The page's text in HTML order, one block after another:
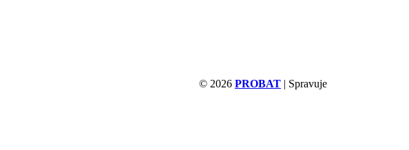
© 2026 PROBAT | Spravuje